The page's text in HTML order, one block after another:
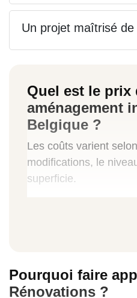
Un projet maîtrisé de
Quel est le prix
aménagement
Belgique ?
Les coûts varient
modifications, le
superficie.
Réagencement
Pourquoi faire
Rénovations ?